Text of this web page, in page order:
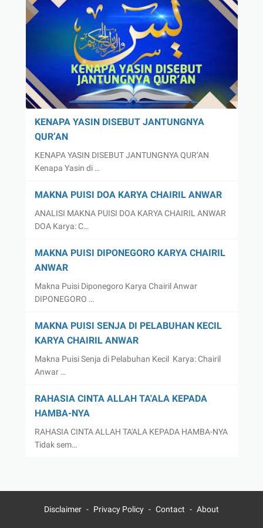
KENAPA YASIN DISEBUT JANTUNGNYA
QUR’AN
KENAPA YASIN DISEBUT JANTUNGNYA QUR’AN
Kenapa Yasin di …
MAKNA PUISI DOA KARYA CHAIRIL ANWAR
ANALISI MAKNA PUISI DOA KARYA CHAIRIL ANWAR
DOA Karya: C…
MAKNA PUISI DIPONEGORO KARYA CHAIRIL
ANWAR
Makna Puisi Diponegoro Karya Chairil Anwar
DIPONEGORO …
MAKNA PUISI SENJA DI PELABUHAN KECIL
KARYA CHAIRIL ANWAR
Makna Puisi Senja di Pelabuhan Kecil Karya: Chairil
Anwar …
RAHASIA CINTA ALLAH TA'ALA KEPADA
HAMBA-NYA
RAHASIA CINTA ALLAH TA'ALA KEPADA HAMBA-NYA
Tidak sem…
Disclaimer Privacy Policy Contact About